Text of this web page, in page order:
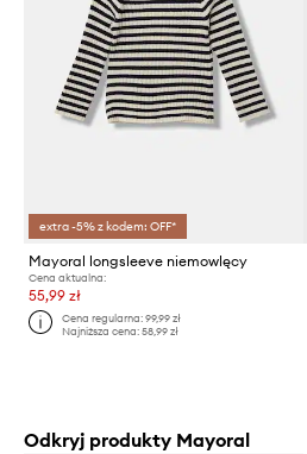
extra -5% z kodem: OFF*
Mayoral longsleeve niemowlęcy
Cena aktualna:
55,99 zł
Cena regularna:99,99 zł
Najniższa cena:58,99 zł
Odkryj produkty Mayoral